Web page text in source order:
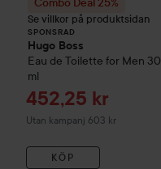
Se villkor på produktsidan
SPONSRAD
Hugo Boss
Eau de Toilette for Men 30
ml
Reapris
452,25 kr
Utan kampanj 603 kr
KÖP